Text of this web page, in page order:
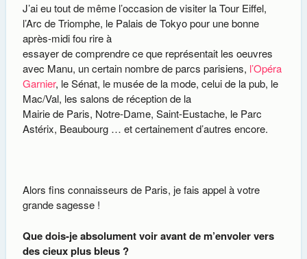
J’ai eu tout de même l’occasion de visiter la Tour Eiffel,
l’Arc de Triomphe, le Palais de Tokyo pour une bonne
après-midi fou rire à
essayer de comprendre ce que représentait les oeuvres
avec Manu, un certain nombre de parcs parisiens, l’Opéra
Garnier, le Sénat, le musée de la mode, celui de la pub, le
Mac/Val, les salons de réception de la
Mairie de Paris, Notre-Dame, Saint-Eustache, le Parc
Astérix, Beaubourg … et certainement d’autres encore.
Alors fins connaisseurs de Paris, je fais appel à votre
grande sagesse !
Que dois-je absolument voir avant de m’envoler vers
des cieux plus bleus ?